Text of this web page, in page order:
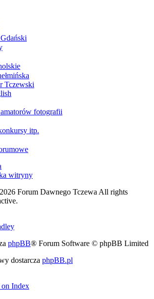
Tczewski
fotografii
itp.
witryny
Forum Dawnego Tczewa All rights
phpBB® Forum Software © phpBB Limited
dostarcza phpBB.pl
Index